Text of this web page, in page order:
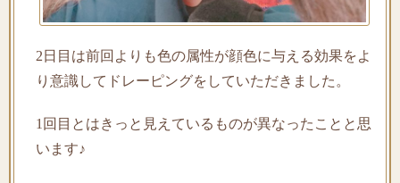
2日目は前回よりも色の属性が顔色に与える効果をよ
り意識してドレーピングをしていただきました。
1回目とはきっと見えているものが異なったことと思
います♪